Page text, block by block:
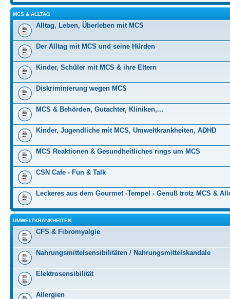
MCS & ALLTAG
Alltag, Leben, Überleben mit MCS
Der Alltag mit MCS und seine Hürden
Kinder, Schüler mit MCS & ihre Eltern
Diskriminierung wegen MCS
MCS & Behörden, Gutachter, Kliniken,...
Kinder, Jugendliche mit MCS, Umweltkrankheiten, ADHD
MCS Reaktionen & Gesundheitliches rings um MCS
CSN Cafe - Fun & Talk
Leckeres aus dem Gourmet -Tempel - Genuß trotz MCS &
UMWELTKRANKHEITEN
CFS & Fibromyalgie
Nahrungsmittelsensibilitäten / Nahrungsmittelskandale
Elektrosensibilität
Allergien